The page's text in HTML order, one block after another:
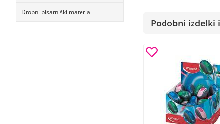
Drobni pisarniški material
Podobni izdelki